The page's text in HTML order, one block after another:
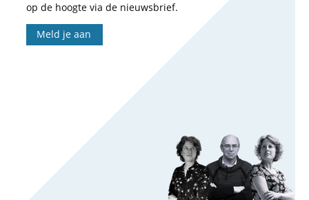
op de hoogte via de nieuwsbrief.
Meld je aan